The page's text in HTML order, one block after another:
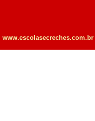
www.escolasecreches.com.br